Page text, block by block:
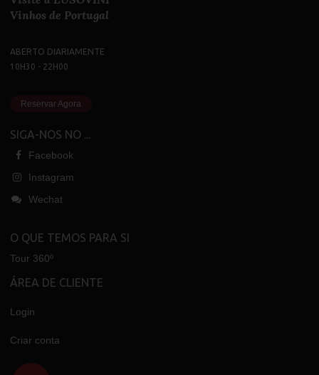
Vinhos de Portugal
ABERTO DIARIAMENTE
10H30 - 22H00
Reservar Agora
SIGA-NOS NO ...
Facebook
Instagram
Wechat
O QUE TEMOS PARA SI
Tour 360º
ÁREA DE CLIENTE
Login
Criar conta